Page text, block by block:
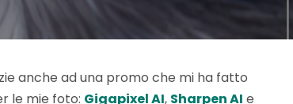
anche ad una promo che mi ha fatto
le mie foto: Gigapixel AI, Sharpen AI e